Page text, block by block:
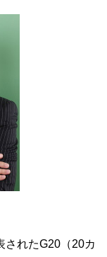
されたG20（20カ